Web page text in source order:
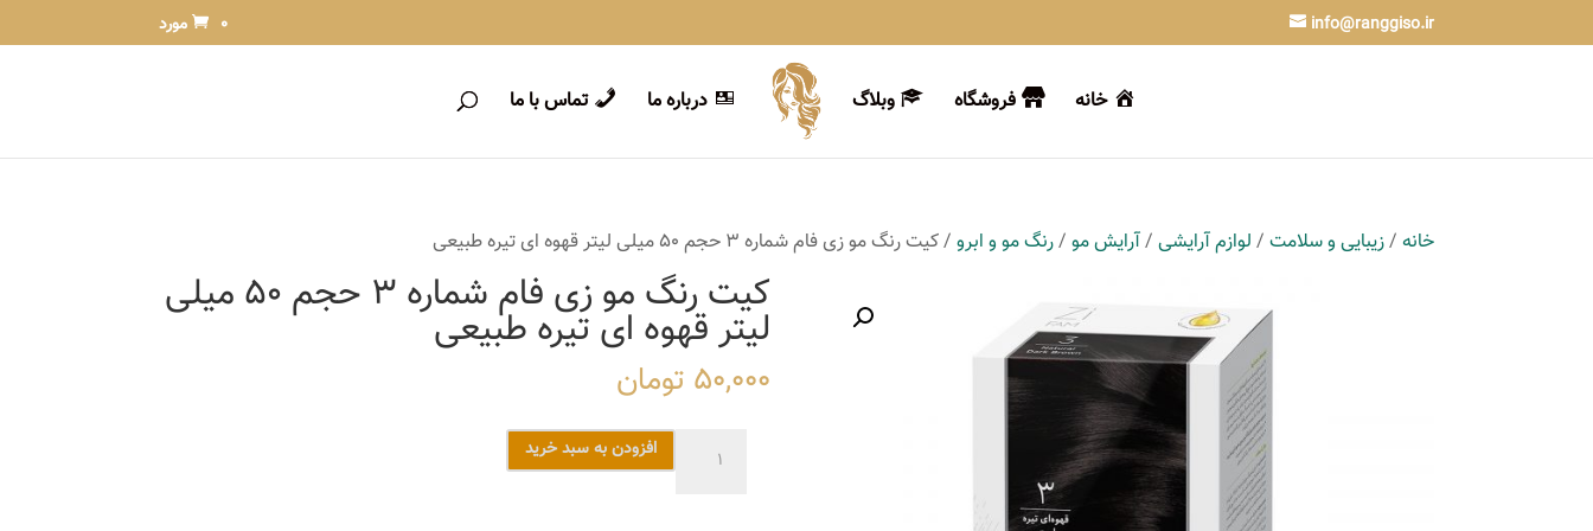
info@ranggiso.ir 0 مورد
خانه فروشگاه وبلاگ درباره ما تماس با ما
خانه /زیبایی و سلامت / لوازم آرایشی /آرایش مو /رنگ مو و ابرو / کیت رنگ مو زی فام شماره 3 حجم 50 میلی لیتر قهوه ای تیره طبیعی
کیت رنگ مو زی فام شماره 3 حجم 50 میلی
لیتر قهوه ای تیره طبیعی
50,000 تومان
افزودن به سبد خرید